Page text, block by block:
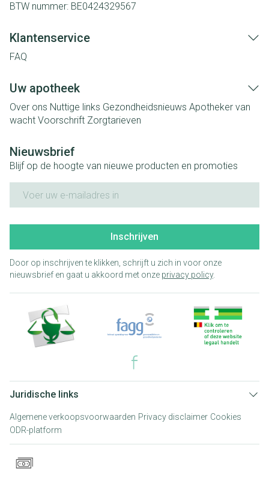
BTW nummer: BE0424329567
Klantenservice
FAQ
Uw apotheek
Over ons Nuttige links Gezondheidsnieuws Apotheker van
wacht Voorschrift Zorgtarieven
Nieuwsbrief
Blijf op de hoogte van nieuwe producten en promoties
Inschrijven
Door op inschrijven te klikken, schrijft u zich in voor onze
nieuwsbrief en gaat u akkoord met onze privacy policy.
Juridische links
Algemene verkoopsvoorwaarden Privacy disclaimer Cookies
ODR-platform